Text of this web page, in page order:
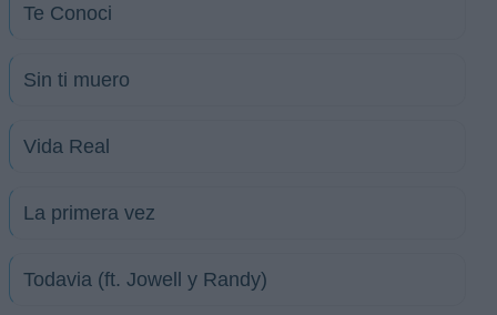
Te Conoci
Sin ti muero
Vida Real
La primera vez
Todavia (ft. Jowell y Randy)